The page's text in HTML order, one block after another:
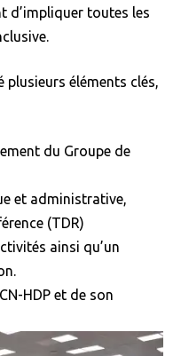
d’impliquer toutes les
éléments clés,
du Groupe de
et administrative,
(TDR)
ainsi qu’un
HDP et de son